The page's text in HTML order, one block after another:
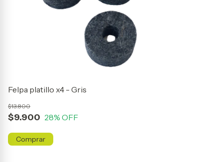
Felpa platillo x4 - Gris
$9.900
$13.800
28% OFF